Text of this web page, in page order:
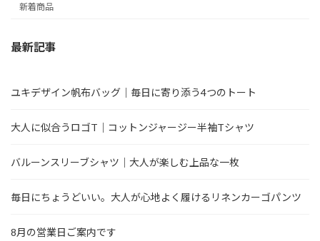
新着商品
最新記事
ユキデザイン帆布バッグ｜毎日に寄り添う4つのトート
大人に似合うロゴT｜コットンジャージー半袖Tシャツ
バルーンスリーブシャツ｜大人が楽しむ上品な一枚
毎日にちょうどいい。大人が心地よく履けるリネンカーゴパンツ
8月の営業日ご案内です